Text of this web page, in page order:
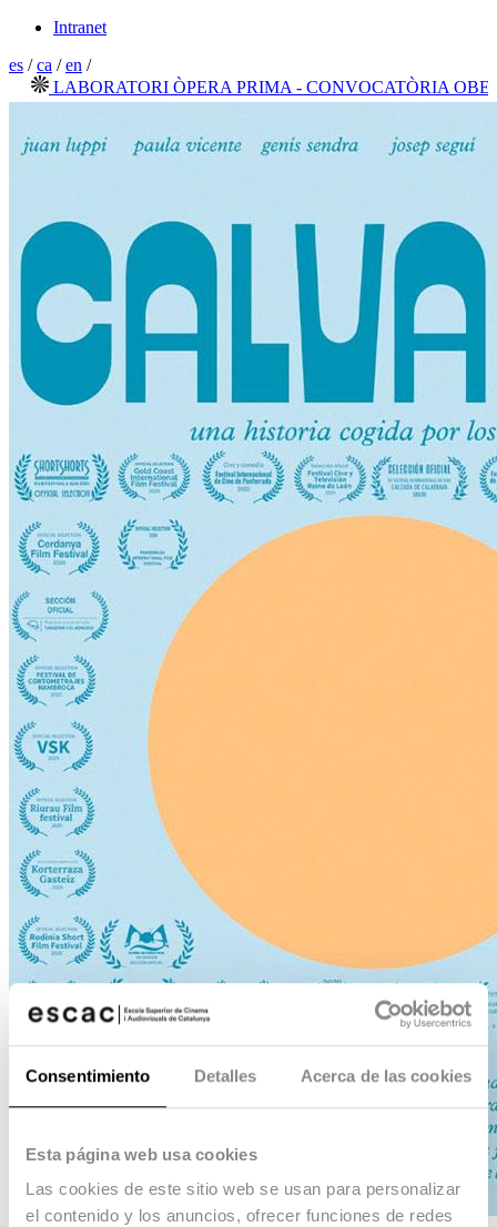
Consentimiento Detalles Acerca de las cookies
Esta página web usa cookies
Las cookies de este sitio web se usan para personalizar
el contenido y los anuncios, ofrecer funciones de redes
Intranet
es /ca /en /
LABORATORI ÒPERA PRIMA - CONVOCATÒRIA OBERTA